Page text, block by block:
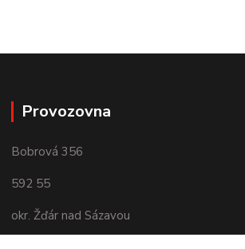
Provozovna
Bobrová 356
592 55
okr. Žďár nad Sázavou